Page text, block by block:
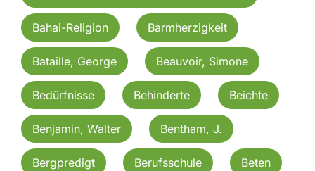
Bahai-Religion Barmherzigkeit
Bataille, George Beauvoir, Simone
Bedürfnisse Behinderte Beichte
Benjamin, Walter Bentham, J.
Bergpredigt Berufsschule Beten